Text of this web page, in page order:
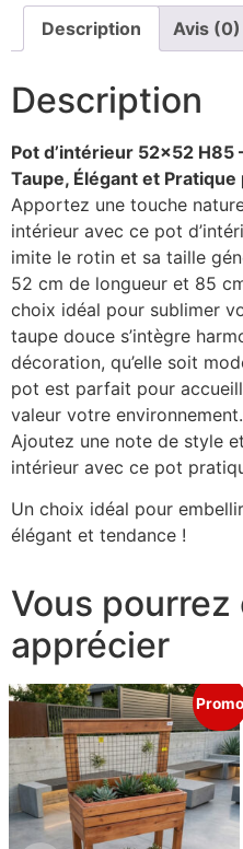
Description Avis (0)
Description
Pot d’intérieur 52×52
Taupe, Élégant et
Apportez une touche
intérieur avec ce pot
imite le rotin et sa taille
52 cm de longueur et 85
choix idéal pour sublimer
taupe douce s’intègre
décoration, qu’elle soit
pot est parfait pour
valeur votre environnement.
Ajoutez une note de style
intérieur avec ce pot
Un choix idéal pour
élégant et tendance !
Vous
apprécier
Promo